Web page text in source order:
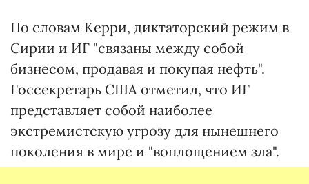
По словам Керри, диктаторский режим в
Сирии и ИГ "связаны между собой
бизнесом, продавая и покупая нефть".
Госсекретарь США отметил, что ИГ
представляет собой наиболее
экстремистскую угрозу для нынешнего
поколения в мире и "воплощением зла".